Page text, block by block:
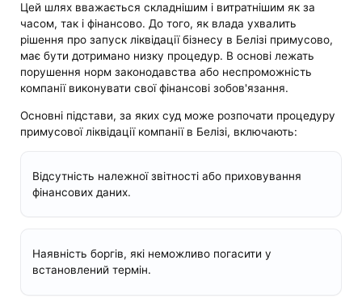
Цей шлях вважається складнішим і витратнішим як за
часом, так і фінансово. До того, як влада ухвалить
рішення про запуск ліквідації бізнесу в Белізі примусово,
має бути дотримано низку процедур. В основі лежать
порушення норм законодавства або неспроможність
компанії виконувати свої фінансові зобов'язання.
Основні підстави, за яких суд може розпочати процедуру
примусової ліквідації компанії в Белізі, включають:
Відсутність належної звітності або приховування
фінансових даних.
Наявність боргів, які неможливо погасити у
встановлений термін.